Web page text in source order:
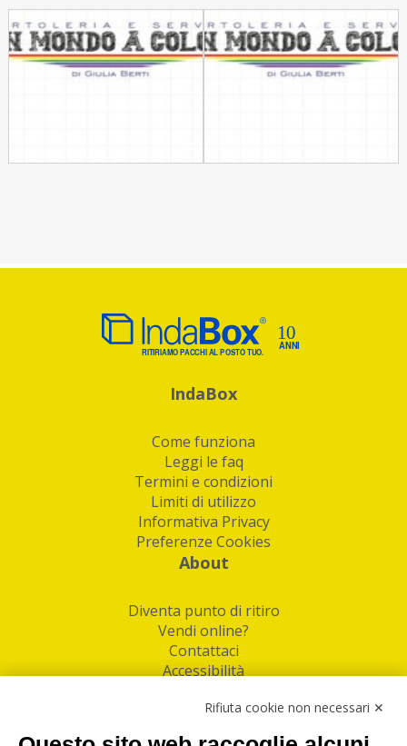
IndaBox
Come funziona
Leggi le faq
Termini e condizioni
Limiti di utilizzo
Informativa Privacy
Preferenze Cookies
About
Diventa punto di ritiro
Vendi online?
Contattaci
Accessibilità
Facebook
Rifiuta cookie non necessari ✕